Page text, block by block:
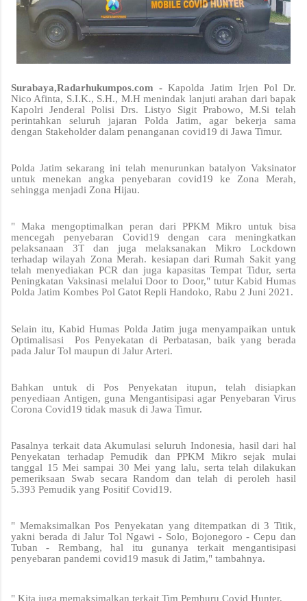
Surabaya,Radarhukumpos.com -Kapolda Jatim Irjen Pol Dr.
Nico Afinta, S.I.K., S.H., M.H menindak lanjuti arahan dari bapak
Kapolri Jenderal Polisi Drs. Listyo Sigit Prabowo, M.Si telah
perintahkan seluruh jajaran Polda Jatim, agar bekerja sama
dengan Stakeholder dalam penanganan covid19 di Jawa Timur.
Polda Jatim sekarang ini telah menurunkan batalyon Vaksinator
untuk menekan angka penyebaran covid19 ke Zona Merah,
sehingga menjadi Zona Hijau.
" Maka mengoptimalkan peran dari PPKM Mikro untuk bisa
mencegah penyebaran Covid19 dengan cara meningkatkan
pelaksanaan 3T dan juga melaksanakan Mikro Lockdown
terhadap wilayah Zona Merah. kesiapan dari Rumah Sakit yang
telah menyediakan PCR dan juga kapasitas Tempat Tidur, serta
Peningkatan Vaksinasi melalui Door to Door," tutur Kabid Humas
Polda Jatim Kombes Pol Gatot Repli Handoko, Rabu 2 Juni 2021.
Selain itu, Kabid Humas Polda Jatim juga menyampaikan untuk
Optimalisasi Pos Penyekatan di Perbatasan, baik yang berada
pada Jalur Tol maupun di Jalur Arteri.
Bahkan untuk di Pos Penyekatan itupun, telah disiapkan
penyediaan Antigen, guna Mengantisipasi agar Penyebaran Virus
Corona Covid19 tidak masuk di Jawa Timur.
Pasalnya terkait data Akumulasi seluruh Indonesia, hasil dari hal
Penyekatan terhadap Pemudik dan PPKM Mikro sejak mulai
tanggal 15 Mei sampai 30 Mei yang lalu, serta telah dilakukan
pemeriksaan Swab secara Random dan telah di peroleh hasil
5.393 Pemudik yang Positif Covid19.
" Memaksimalkan Pos Penyekatan yang ditempatkan di 3 Titik,
yakni berada di Jalur Tol Ngawi - Solo, Bojonegoro - Cepu dan
Tuban - Rembang, hal itu gunanya terkait mengantisipasi
penyebaran pandemi covid19 masuk di Jatim," tambahnya.
" Kita juga memaksimalkan terkait Tim Pemburu Covid Hunter,